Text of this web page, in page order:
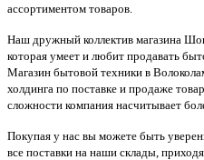
ассортиментом товаров.
Наш дружный коллектив магазина
которая умеет и любит продавать
Магазин бытовой техники в
холдинга по поставке и продаже
сложности компания насчитывает
Покупая у нас вы можете быть
все поставки на наши склады,